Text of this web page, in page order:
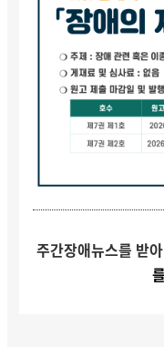
주간장애뉴스를 받
를